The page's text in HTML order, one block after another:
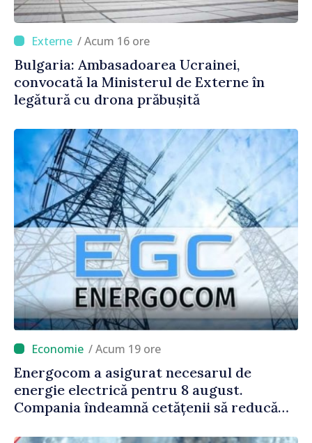
/ Acum 16 ore
Bulgaria: Ambasadoarea Ucrainei,
convocată la Ministerul de Externe în
legătură cu drona prăbușită
/ Acum 19 ore
Energocom a asigurat necesarul de
energie electrică pentru 8 august.
Compania îndeamnă cetățenii să reducă